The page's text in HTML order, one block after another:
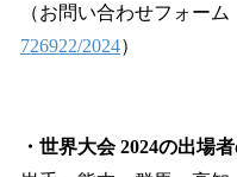
（お問い合わせフォー
726922/2024）
・世界大会 2024の出場